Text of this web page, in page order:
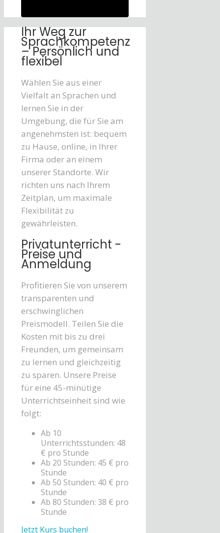
Ihr Weg zur
Sprachkompetenz
– Persönlich und
flexibel
Wählen Sie aus einer
Vielfalt an Sprachen und
lernen Sie in der
Umgebung, die für Sie am
angenehmsten ist: bequem
zu Hause, online, in Ihrer
Firma oder an einem
unserer Standorte. Wir
richten uns nach Ihrem
Zeitplan, um maximale
Flexibilität zu
gewährleisten.
Privatunterricht -
Preise und
Anmeldung
Profitieren Sie von unserem
transparenten und
erschwinglichen
Preismodell. Teilen Sie die
Kosten mit bis zu drei
Freunden, um gemeinsam
zu lernen und gleichzeitig
zu sparen. Unsere Preise
für eine 45-minütige
Unterrichtseinheit sind wie
folgt:
Ab 10
Unterrichtsstunden: 48
€ pro Stunde
Ab 20 Stunden: 45 € pro
Stunde
Ab 50 Stunden: 40 € pro
Stunde
Ab 80 Stunden: 38 € pro
Stunde
Jetzt Kurs buchen!